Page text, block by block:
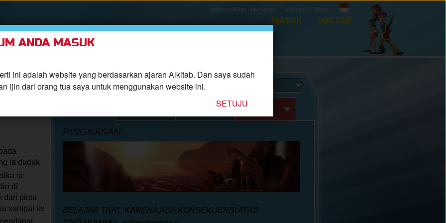
Indonesia / Bahasa
Aplikasi Alkitab untuk Anak
MASUK DAFTAR
TEMUKAN EPISODE
ANDA MASUK
ini adalah website yang berdasarkan ajaran Alkitab. Dan saya sudah
ijin dari orang tua saya untuk menggunakan website ini.
SETUJU